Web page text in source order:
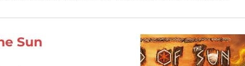
Sun